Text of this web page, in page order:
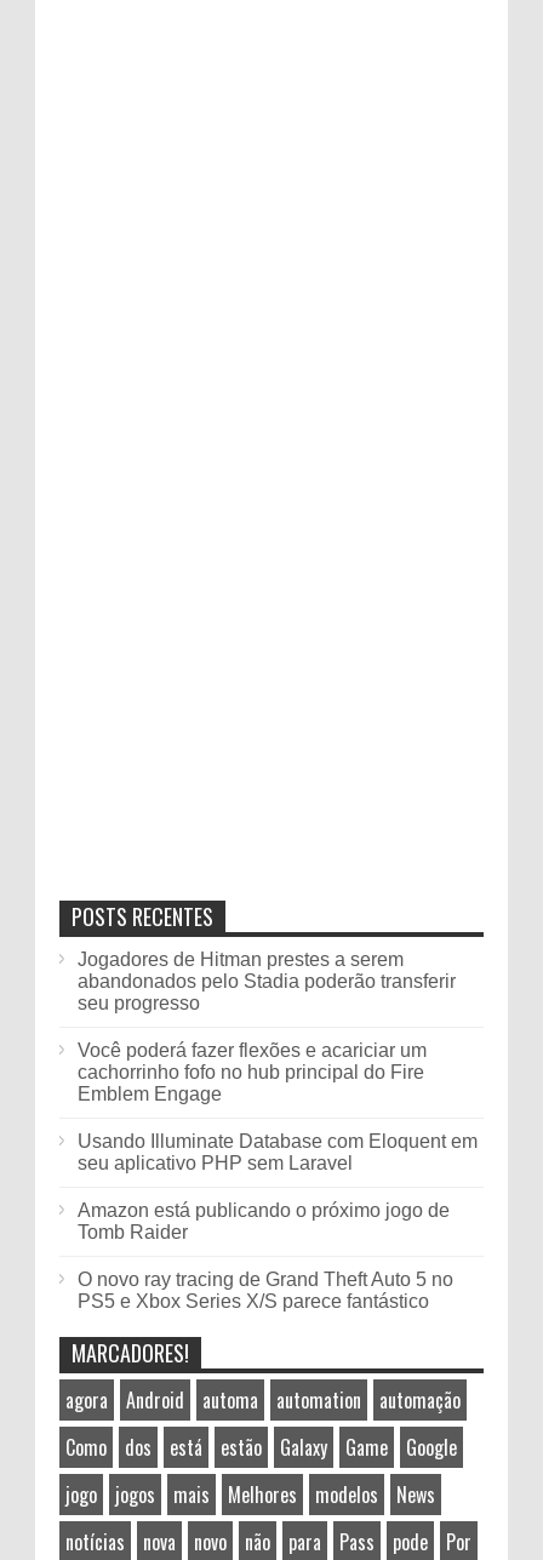
POSTS RECENTES
Jogadores de Hitman prestes a serem
abandonados pelo Stadia poderão transferir
seu progresso
Você poderá fazer flexões e acariciar um
cachorrinho fofo no hub principal do Fire
Emblem Engage
Usando Illuminate Database com Eloquent em
seu aplicativo PHP sem Laravel
Amazon está publicando o próximo jogo de
Tomb Raider
O novo ray tracing de Grand Theft Auto 5 no
PS5 e Xbox Series X/S parece fantástico
MARCADORES!
agora Android automa automation
automação
Como
dos está estão Galaxy Game
Google
jogo
jogos mais Melhores modelos
News
notícias
nova novo não para Pass pode
Por